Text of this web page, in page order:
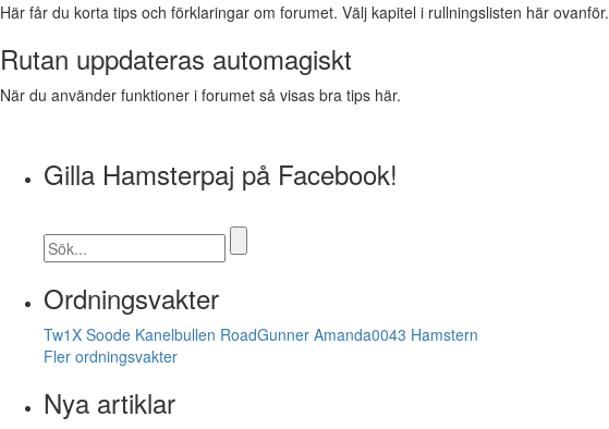
Här får du korta tips och förklaringar om forumet. Välj kapitel i rullningslisten här ovanför.
Rutan uppdateras automagiskt
När du använder funktioner i forumet så visas bra tips här.
Gilla Hamsterpaj på Facebook!
Ordningsvakter
Tw1X Soode Kanelbullen RoadGunner Amanda0043 Hamstern
Fler ordningsvakter
Nya artiklar